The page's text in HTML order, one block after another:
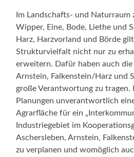
Im Landschafts- und Naturraum
Wipper, Eine, Bode, Liethe und
Harz, Harzvorland und Börde
Strukturvielfalt nicht nur zu
erweitern. Dafür haben auch die
Arnstein, Falkenstein/Harz und
große Verantwortung zu tragen.
Planungen unverantwortlich
Agrarfläche für ein
Industriegebiet im
Aschersleben, Arnstein,
zu verplanen und womöglich